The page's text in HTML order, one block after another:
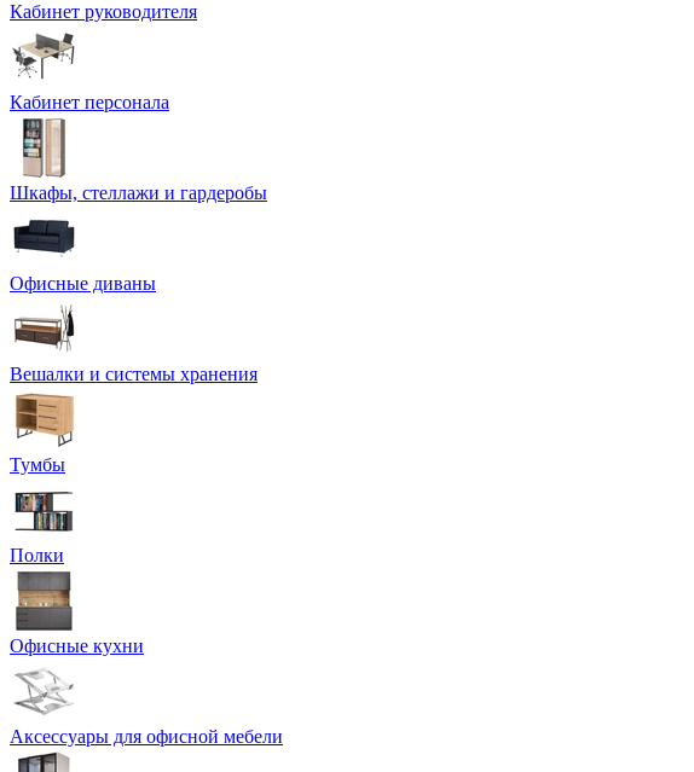
Кабинет руководителя
Кабинет персонала
Шкафы, стеллажи и гардеробы
Офисные диваны
Вешалки и системы хранения
Тумбы
Полки
Офисные кухни
Аксессуары для офисной мебели